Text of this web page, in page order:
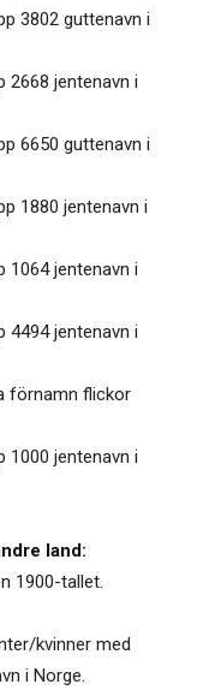
3802 guttenavn i
2668 jentenavn i
6650 guttenavn i
1880 jentenavn i
1064 jentenavn i
4494 jentenavn i
förnamn flickor
1000 jentenavn i
land:
1900-tallet.
kvinner med
i Norge.